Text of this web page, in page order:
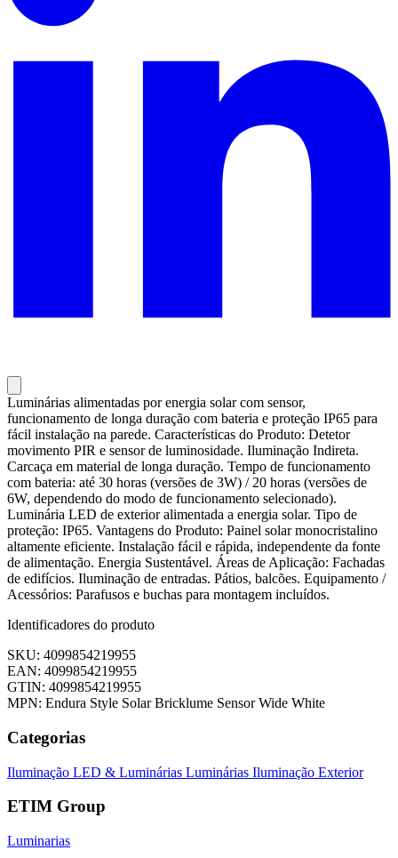
Luminárias alimentadas por energia solar com sensor,
funcionamento de longa duração com bateria e proteção IP65 para
fácil instalação na parede. Características do Produto: Detetor
movimento PIR e sensor de luminosidade. Iluminação Indireta.
Carcaça em material de longa duração. Tempo de funcionamento
com bateria: até 30 horas (versões de 3W) / 20 horas (versões de
6W, dependendo do modo de funcionamento selecionado).
Luminária LED de exterior alimentada a energia solar. Tipo de
proteção: IP65. Vantagens do Produto: Painel solar monocristalino
altamente eficiente. Instalação fácil e rápida, independente da fonte
de alimentação. Energia Sustentável. Áreas de Aplicação: Fachadas
de edifícios. Iluminação de entradas. Pátios, balcões. Equipamento /
Acessórios: Parafusos e buchas para montagem incluídos.
Identificadores do produto
SKU: 4099854219955
EAN: 4099854219955
GTIN: 4099854219955
MPN: Endura Style Solar Bricklume Sensor Wide White
Categorias
Iluminação LED & Luminárias Luminárias Iluminação Exterior
ETIM Group
Luminarias